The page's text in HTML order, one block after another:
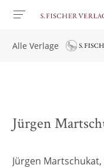
Alle Verlage
Jürgen
Jürgen